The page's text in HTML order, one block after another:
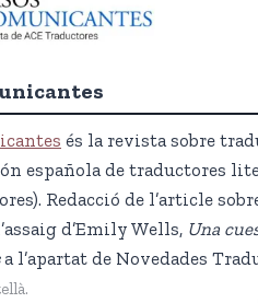
és la revista sobre
española de traductores
Redacció de l’article
d’Emily Wells, Una
a l’apartat de Novedades